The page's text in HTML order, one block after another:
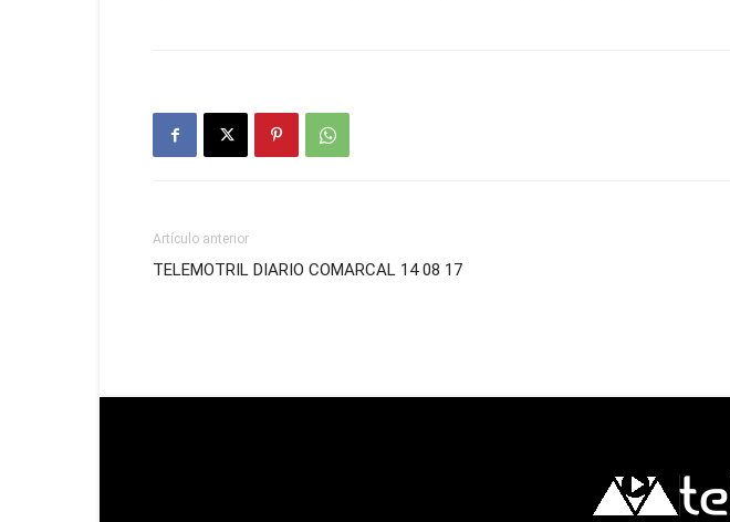
Artículo anterior
TELEMOTRIL DIARIO COMARCAL 14 08 17